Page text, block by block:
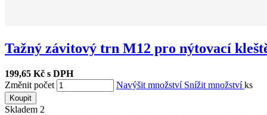
Tažný závitový trn M12 pro nýtovací
199,65 Kč s DPH
Změnit počet
Navýšit množství Snížit množstvíks
Koupit
Skladem 2